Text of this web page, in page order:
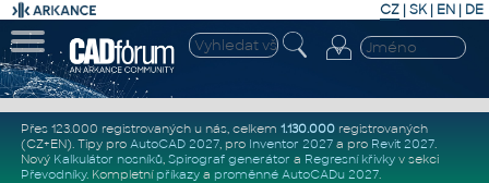
CZ | SK| EN | DE
Přes 123.000 registrovaných u nás, celkem 1.130.000registrovaných
(CZ+EN). Tipy pro AutoCAD 2027, pro Inventor 2027a pro Revit 2027.
Nový Kalkulátor nosníků, Spirograf generátor a Regresní křivkyv sekci
Převodníky. Kompletní příkazya proměnné AutoCADu 2027.